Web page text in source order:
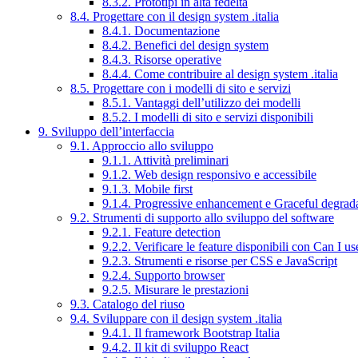
8.4. Progettare con il design system .italia
8.4.1. Documentazione
8.4.2. Benefici del design system
8.4.3. Risorse operative
8.4.4. Come contribuire al design system .italia
8.5. Progettare con i modelli di sito e servizi
8.5.1. Vantaggi dell’utilizzo dei modelli
8.5.2. I modelli di sito e servizi disponibili
9. Sviluppo dell’interfaccia
9.1. Approccio allo sviluppo
9.1.1. Attività preliminari
9.1.2. Web design responsivo e accessibile
9.1.3. Mobile first
9.1.4. Progressive enhancement e Graceful
9.2. Strumenti di supporto allo sviluppo del software
9.2.1. Feature detection
9.2.2. Verificare le feature disponibili con Can I
9.2.3. Strumenti e risorse per CSS e JavaScript
9.2.4. Supporto browser
9.2.5. Misurare le prestazioni
9.3. Catalogo del riuso
9.4. Sviluppare con il design system .italia
9.4.1. Il framework Bootstrap Italia
9.4.2. Il kit di sviluppo React